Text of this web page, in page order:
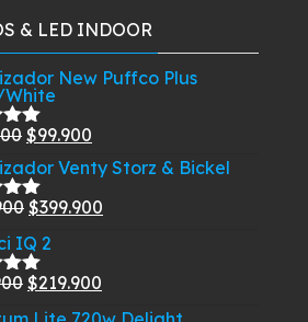
& LED INDOOR
New Puffco Plus
El
precio
original
era:
$129.900.
$99.900
precio
es:
Venty Storz & Bickel
El
precio
original
era:
$459.900.
$399.900
$399.900.
IQ 2
El
precio
$219.900
precio